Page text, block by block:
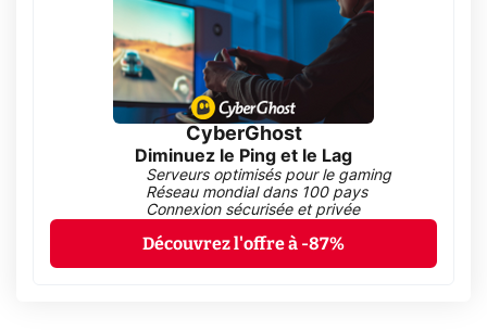
CyberGhost
Diminuez le Ping et le Lag
Serveurs optimisés pour le gaming
Réseau mondial dans 100 pays
Connexion sécurisée et privée
Découvrez l'offre à -87%